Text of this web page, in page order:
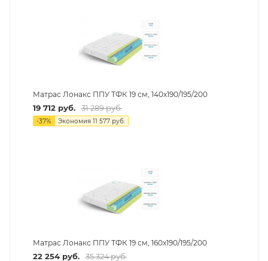
Матрас Лонакс ППУ ТФК 19 см, 140х190/195/200
19 712руб. 31 289руб.
-37% Экономия 11 577руб.
Матрас Лонакс ППУ ТФК 19 см, 160х190/195/200
22 254руб. 35 324руб.